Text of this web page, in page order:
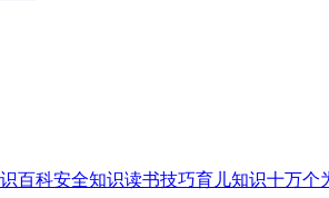
百科安全知识读书技巧育儿知识十万个